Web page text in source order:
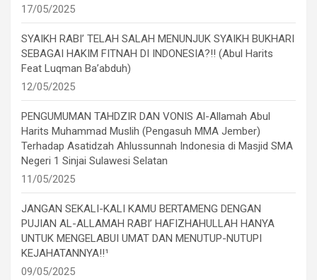
17/05/2025
SYAIKH RABI’ TELAH SALAH MENUNJUK SYAIKH BUKHARI
SEBAGAI HAKIM FITNAH DI INDONESIA?!! (Abul Harits
Feat Luqman Ba’abduh)
12/05/2025
PENGUMUMAN TAHDZIR DAN VONIS Al-Allamah Abul
Harits Muhammad Muslih (Pengasuh MMA Jember)
Terhadap Asatidzah Ahlussunnah Indonesia di Masjid SMA
Negeri 1 Sinjai Sulawesi Selatan
11/05/2025
JANGAN SEKALI-KALI KAMU BERTAMENG DENGAN
PUJIAN AL-ALLAMAH RABI’ HAFIZHAHULLAH HANYA
UNTUK MENGELABUI UMAT DAN MENUTUP-NUTUPI
KEJAHATANNYA!!¹
09/05/2025